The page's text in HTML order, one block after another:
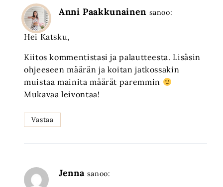
Anni Paakkunainen sanoo:
Hei Katsku,
Kiitos kommentistasi ja palautteesta. Lisäsin
ohjeeseen määrän ja koitan jatkossakin
muistaa mainita määrät paremmin
Mukavaa leivontaa!
Vastaa
Jenna sanoo: